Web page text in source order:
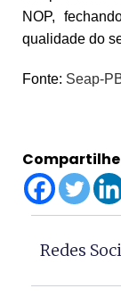
NOP,
qualidade do
Fonte: Seap-
Redes